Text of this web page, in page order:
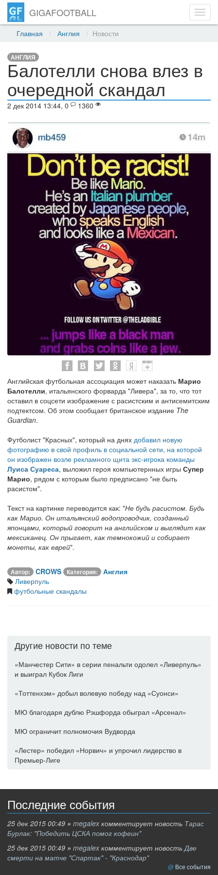
GIGAFOOTBALL
Главная Англия Новости
АНГЛИЯ
Балотелли снова влез в
очередной скандал
2 дек 2014 13:44, 0 1360
Английская футбольная ассоциация может наказать Марио
Балотелли, итальянского форварда "Ливера", за то, что тот
оставил в соцсети изображение с расистским и антисемитским
подтектсом. Об этом сообщает британское издание The
Guardian.
Футболист "Красных", который на днях добавил новую
фотографию в свой профиль в социальной сети, на которой
он изображен возле рекламного щита экс-игрока команды
Луиса Суареса, выложил героя компьютернных игры Супер
Марио, рядом с которым было предписано "не быть
расистом".
Текст на картинке переводится как: "Не будь расистом. Будь
как Марио. Он итальянский водопроводчик, созданный
японцами, который говорит на английском и выглядит как
мексиканец. Он прыгает, как темнокожий и собирает
монеты, как еврей".
Автор: CROWS Категория:
Англия
Ливерпуль
футбольные скандалы
Другие новости по теме
«Манчестер Сити» в серии пенальти одолел «Ливерпуль»
и выиграл Кубок Лиги
«Тоттенхэм» добыл волевую победу над «Суонси»
МЮ благодаря дублю Рэшфорда обыграл «Арсенал»
МЮ ограничит полномочия Вудворда
«Лестер» победил «Норвич» и упрочил лидерство в
Премьер-Лиге
Последние события
25 дек 2015 00:49 » megalex комментирует новость Тарас
Бурлак: "Победить ЦСКА помог кофеин"
25 дек 2015 00:49 » megalex комментирует новость Две
смерти на матче "Спартак" - "Краснодар"
Все события